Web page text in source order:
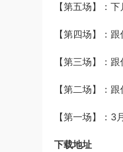
【第五场】：
【第四场】：
【第三场】：
【第二场】：
【第一场】：
下载地址